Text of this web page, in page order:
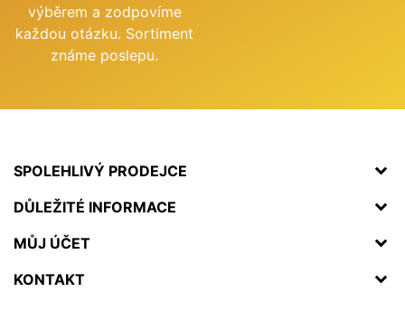
výběrem a zodpovíme
každou otázku. Sortiment
známe poslepu.
SPOLEHLIVÝ PRODEJCE
DŮLEŽITÉ INFORMACE
MŮJ ÚČET
KONTAKT